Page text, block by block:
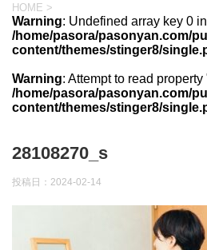
HOME >
Warning: Undefined array key 0 in
/home/pasora/pasonyan.com/
content/themes/stinger8/
Warning: Attempt to read
/home/pasora/pasonyan.com/
content/themes/stinger8/
28108270_s
投稿日： 2024-02-14